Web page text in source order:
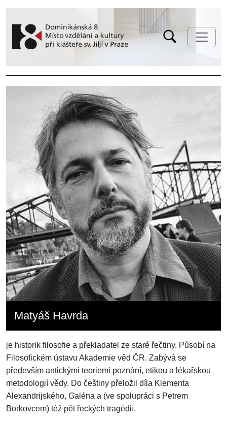
Matyáš Havrda
je historik filosofie a překladatel ze staré řečtiny. Působí na
Filosofickém ústavu Akademie věd ČR. Zabývá se
především antickými teoriemi poznání, etikou a lékařskou
metodologií vědy. Do češtiny přeložil díla Klementa
Alexandrijského, Galéna a (ve spolupráci s Petrem
Borkovcem) též pět řeckých tragédií.